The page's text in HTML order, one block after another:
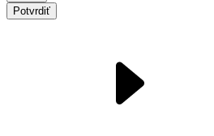
Potvrdiť